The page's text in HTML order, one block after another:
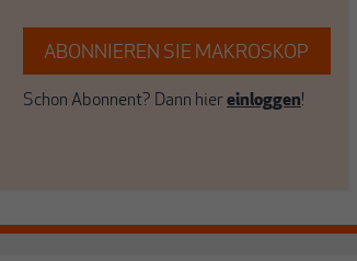
ABONNIEREN SIE MAKROSKOP
Schon Abonnent? Dann hiereinloggen!